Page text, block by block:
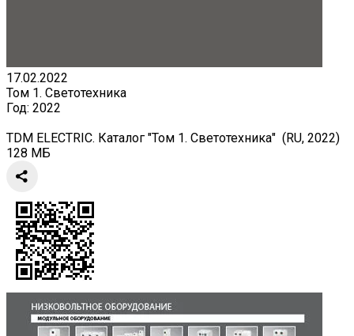
17.02.2022
Том 1. Светотехника
Год: 2022
TDM ELECTRIC. Каталог "Том 1. Светотехника" (RU, 2022)
128 МБ